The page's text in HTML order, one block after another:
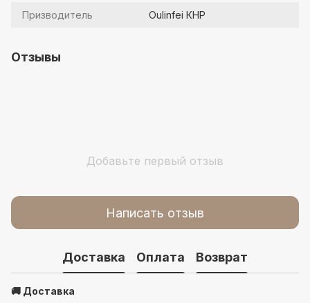
Призводитель Oulinfei КНР
Отзывы
Добавьте первый отзыв
Написать отзыв
Доставка Оплата Возврат
🚚 Доставка